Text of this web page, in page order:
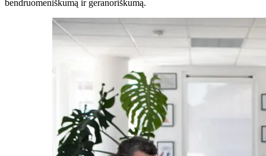
bendruomeniškumą ir geranoriškumą.